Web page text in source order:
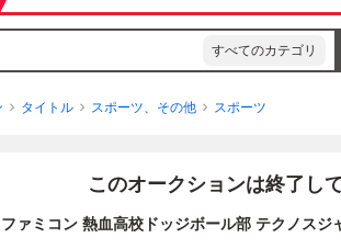
すべてのカテゴリ
タイトル スポーツ、その他 スポーツ
このオークションは終了し
ァミコン 熱血高校ドッジボール部 テクノスジ